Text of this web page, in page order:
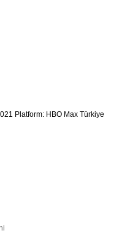
Platform: HBO Max Türkiye